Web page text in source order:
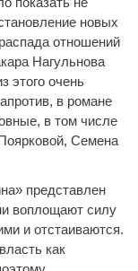
новых
отношений
Нагульнова
этого очень
в романе
в том числе
Семена
представлен
воплощают силу
и отстаиваются.
как